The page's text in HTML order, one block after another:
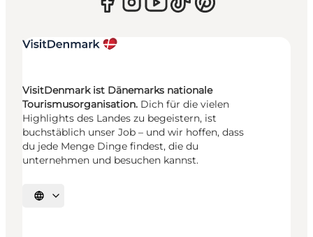
VisitDenmark ist Dänemarks nationale
Tourismusorganisation. Dich für die vielen
Highlights des Landes zu begeistern, ist
buchstäblich unser Job – und wir hoffen, dass
du jede Menge Dinge findest, die du
unternehmen und besuchen kannst.
Sprache auswählen